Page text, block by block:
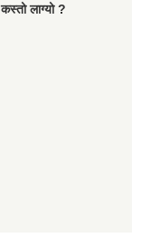
लाग्यो ?